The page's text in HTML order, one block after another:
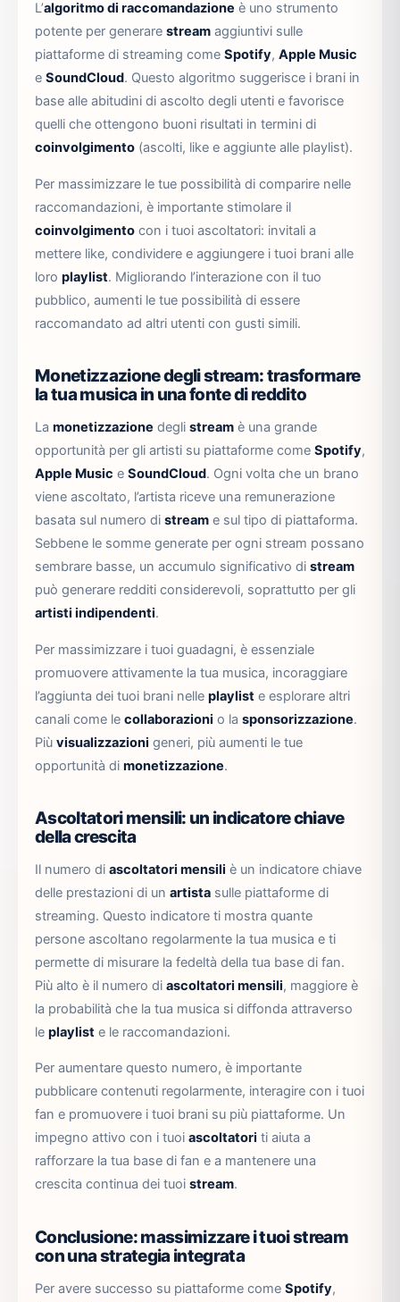
L’algoritmo di raccomandazione è uno strumento
potente per generare stream aggiuntivi sulle
piattaforme di streaming come Spotify, Apple Music
e SoundCloud. Questo algoritmo suggerisce i brani in
base alle abitudini di ascolto degli utenti e favorisce
quelli che ottengono buoni risultati in termini di
coinvolgimento (ascolti, like e aggiunte alle playlist).
Per massimizzare le tue possibilità di comparire nelle
raccomandazioni, è importante stimolare il
coinvolgimento con i tuoi ascoltatori: invitali a
mettere like, condividere e aggiungere i tuoi brani alle
loro playlist. Migliorando l’interazione con il tuo
pubblico, aumenti le tue possibilità di essere
raccomandato ad altri utenti con gusti simili.
Monetizzazione degli stream: trasformare
la tua musica in una fonte di reddito
La monetizzazione degli stream è una grande
opportunità per gli artisti su piattaforme come Spotify,
Apple Music e SoundCloud. Ogni volta che un brano
viene ascoltato, l’artista riceve una remunerazione
basata sul numero di stream e sul tipo di piattaforma.
Sebbene le somme generate per ogni stream possano
sembrare basse, un accumulo significativo di stream
può generare redditi considerevoli, soprattutto per gli
artisti indipendenti.
Per massimizzare i tuoi guadagni, è essenziale
promuovere attivamente la tua musica, incoraggiare
l’aggiunta dei tuoi brani nelle playlist e esplorare altri
canali come le collaborazioni o la sponsorizzazione.
Più visualizzazioni generi, più aumenti le tue
opportunità di monetizzazione.
Ascoltatori mensili: un indicatore chiave
della crescita
Il numero di ascoltatori mensili è un indicatore chiave
delle prestazioni di un artista sulle piattaforme di
streaming. Questo indicatore ti mostra quante
persone ascoltano regolarmente la tua musica e ti
permette di misurare la fedeltà della tua base di fan.
Più alto è il numero di ascoltatori mensili, maggiore è
la probabilità che la tua musica si diffonda attraverso
le playlist e le raccomandazioni.
Per aumentare questo numero, è importante
pubblicare contenuti regolarmente, interagire con i tuoi
fan e promuovere i tuoi brani su più piattaforme. Un
impegno attivo con i tuoi ascoltatori ti aiuta a
rafforzare la tua base di fan e a mantenere una
crescita continua dei tuoi stream.
Conclusione: massimizzare i tuoi stream
con una strategia integrata
Per avere successo su piattaforme come Spotify,